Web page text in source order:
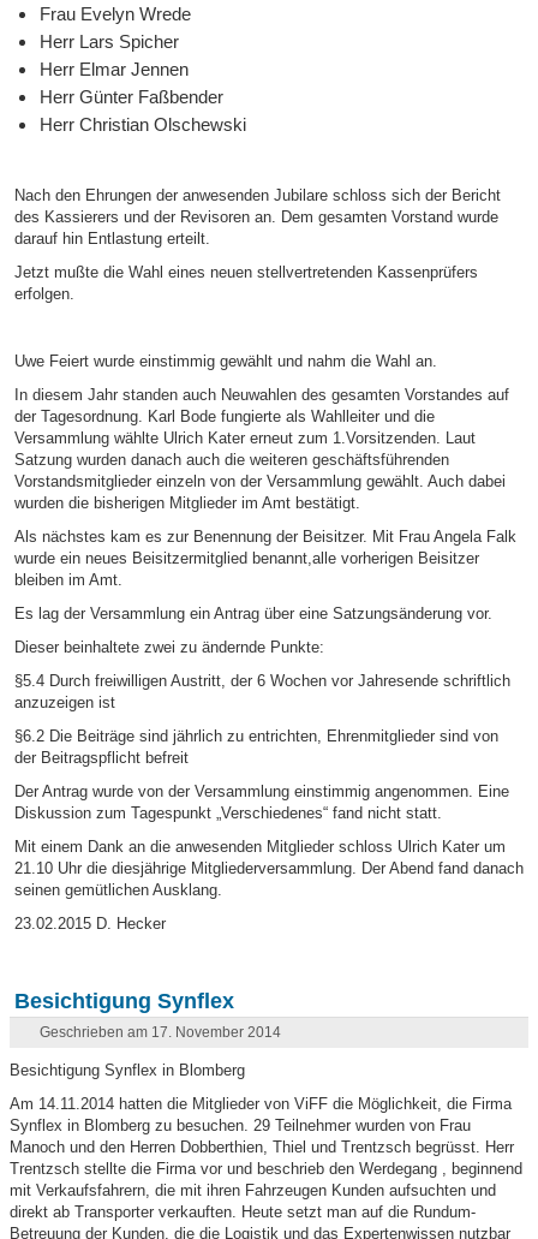
Frau Evelyn Wrede
Herr Lars Spicher
Herr Elmar Jennen
Herr Günter Faßbender
Herr Christian Olschewski
Nach den Ehrungen der anwesenden Jubilare schloss sich der Bericht
des Kassierers und der Revisoren an. Dem gesamten Vorstand wurde
darauf hin Entlastung erteilt.
Jetzt mußte die Wahl eines neuen stellvertretenden Kassenprüfers
erfolgen.
Uwe Feiert wurde einstimmig gewählt und nahm die Wahl an.
In diesem Jahr standen auch Neuwahlen des gesamten Vorstandes auf
der Tagesordnung. Karl Bode fungierte als Wahlleiter und die
Versammlung wählte Ulrich Kater erneut zum 1.Vorsitzenden. Laut
Satzung wurden danach auch die weiteren geschäftsführenden
Vorstandsmitglieder einzeln von der Versammlung gewählt. Auch dabei
wurden die bisherigen Mitglieder im Amt bestätigt.
Als nächstes kam es zur Benennung der Beisitzer. Mit Frau Angela Falk
wurde ein neues Beisitzermitglied benannt,alle vorherigen Beisitzer
bleiben im Amt.
Es lag der Versammlung ein Antrag über eine Satzungsänderung vor.
Dieser beinhaltete zwei zu ändernde Punkte:
§5.4 Durch freiwilligen Austritt, der 6 Wochen vor Jahresende schriftlich
anzuzeigen ist
§6.2 Die Beiträge sind jährlich zu entrichten, Ehrenmitglieder sind von
der Beitragspflicht befreit
Der Antrag wurde von der Versammlung einstimmig angenommen. Eine
Diskussion zum Tagespunkt „Verschiedenes“ fand nicht statt.
Mit einem Dank an die anwesenden Mitglieder schloss Ulrich Kater um
21.10 Uhr die diesjährige Mitgliederversammlung. Der Abend fand danach
seinen gemütlichen Ausklang.
23.02.2015 D. Hecker
Besichtigung Synflex
Geschrieben am 17. November 2014
Besichtigung Synflex in Blomberg
Am 14.11.2014 hatten die Mitglieder von ViFF die Möglichkeit, die Firma
Synflex in Blomberg zu besuchen. 29 Teilnehmer wurden von Frau
Manoch und den Herren Dobberthien, Thiel und Trentzsch begrüsst. Herr
Trentzsch stellte die Firma vor und beschrieb den Werdegang , beginnend
mit Verkaufsfahrern, die mit ihren Fahrzeugen Kunden aufsuchten und
direkt ab Transporter verkauften. Heute setzt man auf die Rundum-
Betreuung der Kunden, die die Logistik und das Expertenwissen nutzbar